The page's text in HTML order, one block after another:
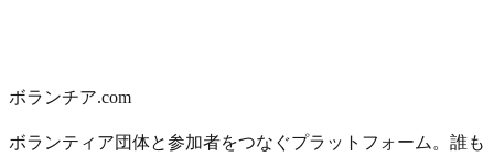
ボランチア.com
ボランティア団体と参加者をつなぐプラットフォーム。誰も